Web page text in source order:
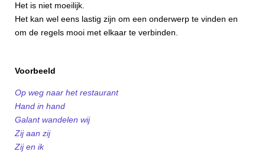
Het is niet moeilijk.
Het kan wel eens lastig zijn om een onderwerp te vinden en
om de regels mooi met elkaar te verbinden.
Voorbeeld
Op weg naar het restaurant
Hand in hand
Galant wandelen wij
Zij aan zij
Zij en ik